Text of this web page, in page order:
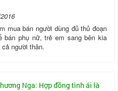
mua bán người dùng đủ thủ đoạn
phụ nữ, trẻ em sang bên kia
người thân.
Nga: Hợp đồng tình ái là